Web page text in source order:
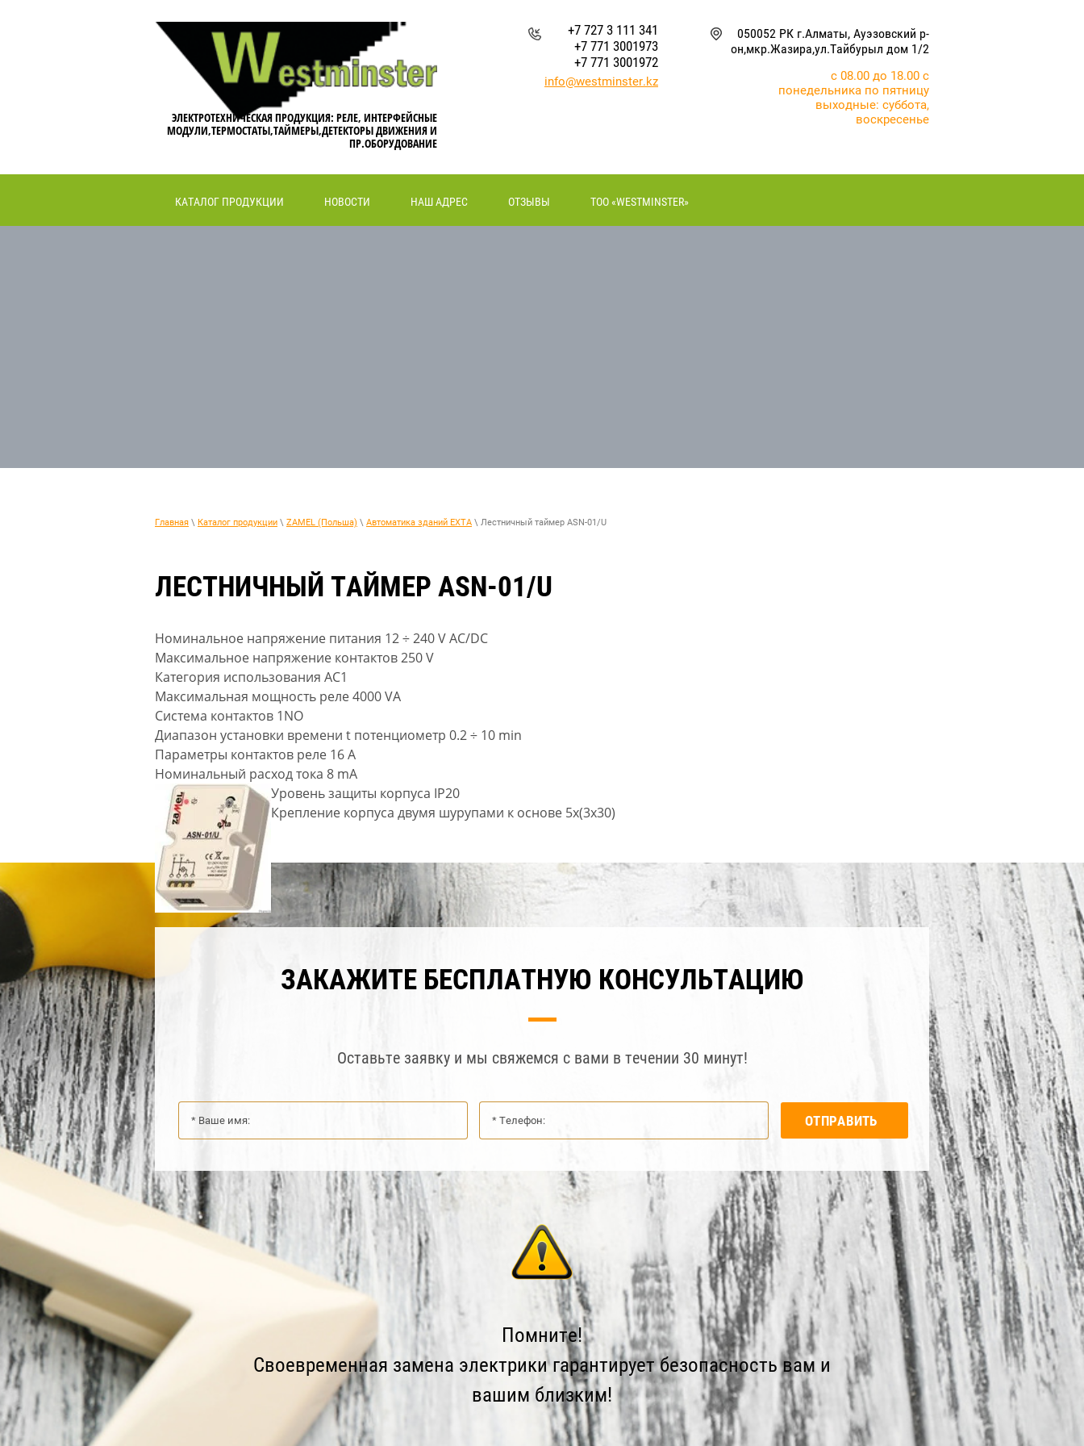
ЭЛЕКТРОТЕХНИЧЕСКАЯ ПРОДУКЦИЯ: РЕЛЕ, ИНТЕРФЕЙСНЫЕ
МОДУЛИ,ТЕРМОСТАТЫ,ТАЙМЕРЫ,ДЕТЕКТОРЫ ДВИЖЕНИЯ И
ПР.ОБОРУДОВАНИЕ
+7 727 3 111 341
+7 771 3001973
+7 771 3001972
info@westminster.kz
050052 РК г.Алматы, Ауэзовский р-
он,мкр.Жазира,ул.Тайбурыл дом 1/2
с 08.00 до 18.00 с
понедельника по пятницу
выходные: суббота,
воскресенье
КАТАЛОГ ПРОДУКЦИИ НОВОСТИ НАШ АДРЕС ОТЗЫВЫ ТОО «WESTMINSTER»
Главная \ Каталог продукции \ ZAMEL (Польша) \ Автоматика зданий EXTA \ Лестничный таймер ASN-01/U
ЛЕСТНИЧНЫЙ ТАЙМЕР ASN-01/U
Номинальное напряжение питания 12 ÷ 240 V AC/DC
Максимальное напряжение контактов 250 V
Категория использования AC1
Максимальная мощность реле 4000 VA
Система контактов 1NO
Диапазон установки времени t потенциометр 0.2 ÷ 10 min
Параметры контактов реле 16 A
Номинальный расход тока 8 mA
Уровень защиты корпуса IP20
Крепление корпуса двумя шурупами к основе 5x(3x30)
ЗАКАЖИТЕ БЕСПЛАТНУЮ КОНСУЛЬТАЦИЮ
Оставьте заявку и мы свяжемся с вами в течении 30 минут!
ОТПРАВИТЬ
Помните!
Своевременная замена электрики гарантирует безопасность вам и
вашим близким!